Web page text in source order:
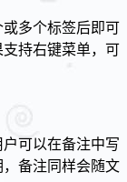
多个标签后即可
持右键菜单，可
可以在备注中写
备注同样会随文